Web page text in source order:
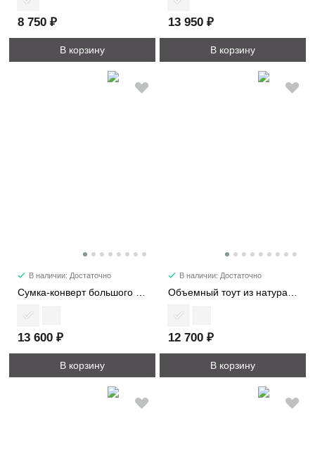
8 750 ₽
В корзину
13 950 ₽
В корзину
В наличии: Достаточно
13 600 ₽
В корзину
В наличии: Достаточно
12 700 ₽
В корзину